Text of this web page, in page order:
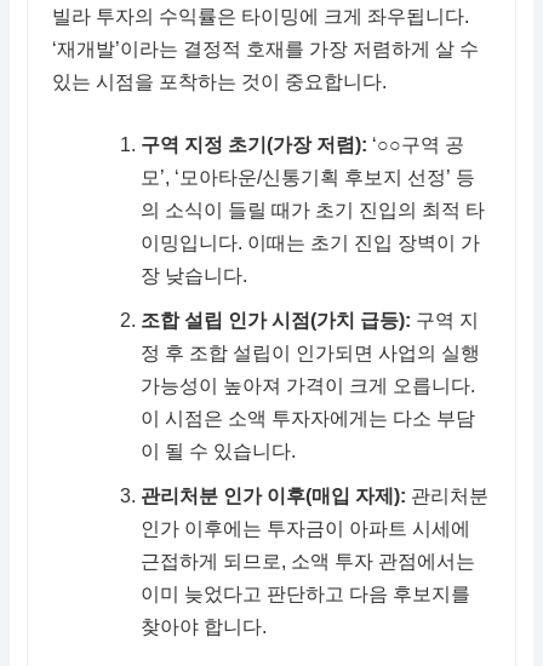
빌라 투자의 수익률은 타이밍에 크게 좌우됩니다.
‘재개발’이라는 결정적 호재를 가장 저렴하게 살 수
있는 시점을 포착하는 것이 중요합니다.
구역 지정 초기(가장 저렴): ‘○○구역 공
모’, ‘모아타운/신통기획 후보지 선정’ 등
의 소식이 들릴 때가 초기 진입의 최적 타
이밍입니다. 이때는 초기 진입 장벽이 가
장 낮습니다.
조합 설립 인가 시점(가치 급등): 구역 지
정 후 조합 설립이 인가되면 사업의 실행
가능성이 높아져 가격이 크게 오릅니다.
이 시점은 소액 투자자에게는 다소 부담
이 될 수 있습니다.
관리처분 인가 이후(매입 자제): 관리처분
인가 이후에는 투자금이 아파트 시세에
근접하게 되므로, 소액 투자 관점에서는
이미 늦었다고 판단하고 다음 후보지를
찾아야 합니다.